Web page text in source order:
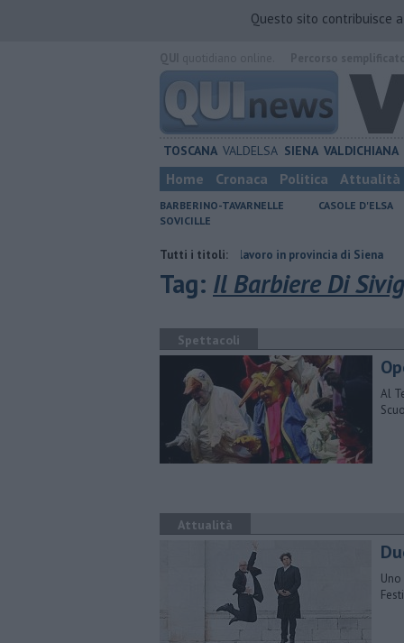
Questo sito contribuisce
TOSCANA VALDELSA SIENA VALDICHIANA
Home Cronaca Politica Attualità
BARBERINO-TAVARNELLE CASOLE D'ELSA
SOVICILLE
Tutti i titoli:
​Tutte le offerte di lavoro in provincia di Siena ​Benzina,
Tag: Il Barbiere Di
Spettacoli
Al
Attualità